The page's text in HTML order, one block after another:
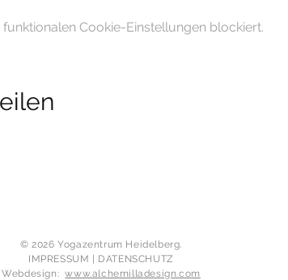
Cookie-Einstellungen blockiert.
​© 2026 Yogazentrum Heidelberg.
IMPRESSUM
DATENSCHUTZ
Webdesign:www.alchemilladesign.com